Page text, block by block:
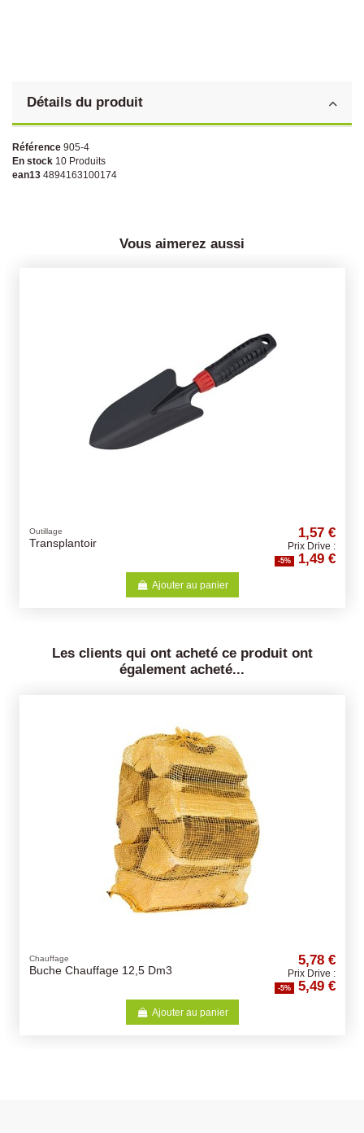
Détails du produit
Référence 905-4
En stock 10 Produits
ean13 4894163100174
Vous aimerez aussi
Outillage
Transplantoir
1,57 €
Prix Drive :
-5% 1,49 €
Ajouter au panier
Les clients qui ont acheté ce produit ont
également acheté...
Chauffage
Buche Chauffage 12,5 Dm3
5,78 €
Prix Drive :
-5% 5,49 €
Ajouter au panier